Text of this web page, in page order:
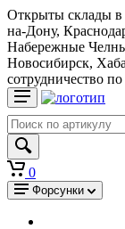
Открыты склады в
на-Дону,
Набережные
Новосибирск,
сотрудничество
0
Форсунки